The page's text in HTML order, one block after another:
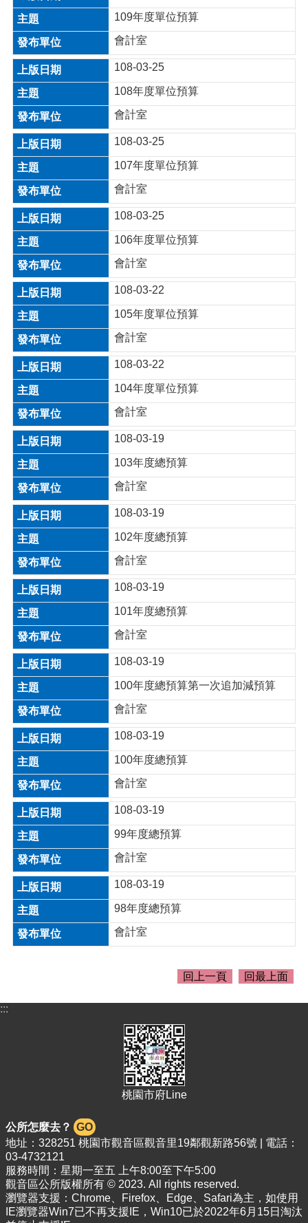
資
料
回
頁
網
站
導
覽
政
信
箱
常
見
問
桃
園
市
政
府
E
g
隱
私
權
政
策
府
網
站
資
放
宣
告
網
站
安
全
政
策
109年度單位預算
會計室
108-03-25
108年度單位預算
會計室
108-03-25
107年度單位預算
會計室
108-03-25
106年度單位預算
會計室
108-03-22
105年度單位預算
會計室
108-03-22
104年度單位預算
會計室
108-03-19
103年度總預算
會計室
108-03-19
102年度總預算
會計室
108-03-19
101年度總預算
會計室
108-03-19
100年度總預算第一次追加減預算
會計室
108-03-19
100年度總預算
會計室
108-03-19
99年度總預算
會計室
108-03-19
98年度總預算
會計室
回上一頁 回最上面
:::
桃園市府Line
公所怎麼去？ GO
地址：328251 桃園市觀音區觀音里19鄰觀新路56號 | 電話：
03-4732121
服務時間：星期一至五 上午8:00至下午5:00
觀音區公所版權所有 © 2023. All rights reserved.
瀏覽器支援：Chrome、Firefox、Edge、Safari為主，如使用
IE瀏覽器Win7已不再支援IE，Win10已於2022年6月15日淘汰